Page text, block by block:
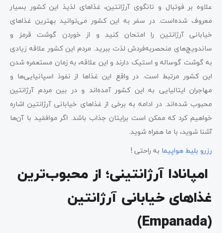
علاوه بر فوتبال و تانگوی آرژانتین، غذاهای لذیذ این کشور بسیار
معروف شده‌است. در سفر به این کشور می‌توانید بهترین غذاهای
خیابانی آرژانتین را امتحان کنید و از خوردن گوشت قرمز و
ساندویچ‌های منحصربه‌فردش لذت ببرید. مردم این کشور علاقه‌ زیادی
به گوشت گوساله و استیک دارند و این علاقه، به زمان مستعمره شدن
این کشور مرتبط است. در واقع این غذاها از نفوذ اسپانیایی‌ها و
مهاجران ایتالیایی به این کشور آمده‌اند و در بین مردم آرژانتین
محبوب شده‌اند. در ادامه به برخی از غذاهای خیابانی آرژانتین اشاره
خواهیم کرد که ممکن است برایتان جذاب باشد. اگر موافقید با آن‌ها
آشنا شوید، با ما همراه شوید.
رزرو بلیط هواپیما به راحتی !
امپانادا آرژانتینی؛ از محبوب‌ترین
غذاهای خیابانی آرژانتین
(Empanada)